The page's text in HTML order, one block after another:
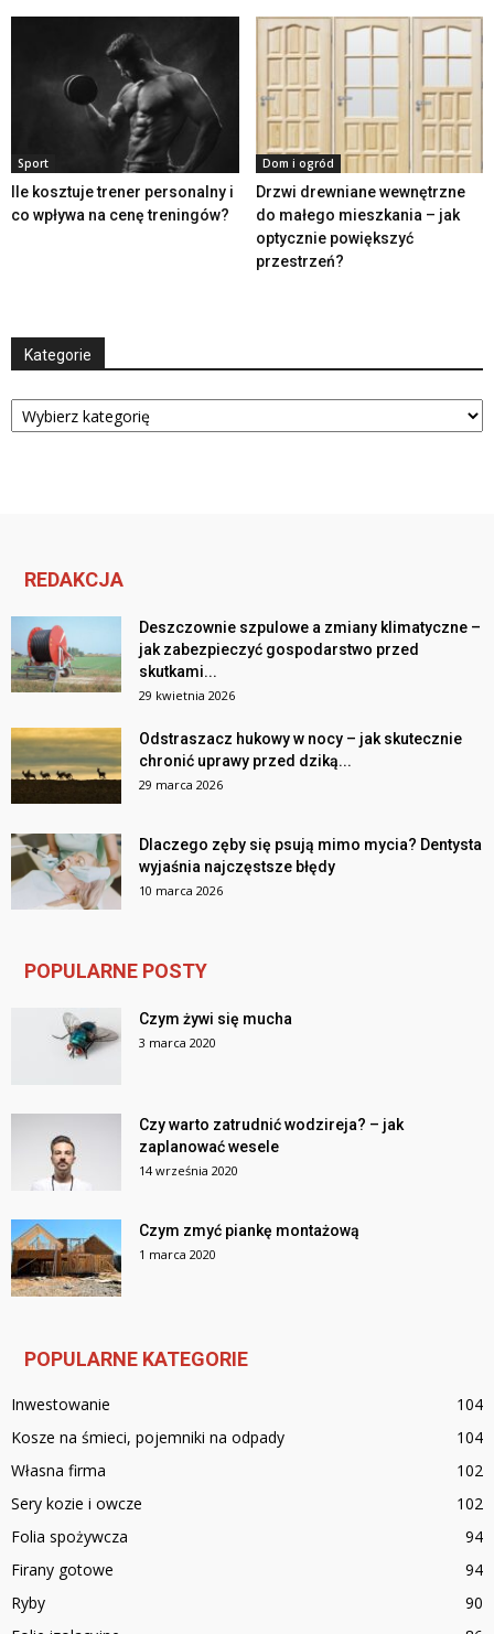
Sport
Ile kosztuje trener personalny i
co wpływa na cenę treningów?
Dom i ogród
Drzwi drewniane wewnętrzne
do małego mieszkania – jak
optycznie powiększyć
przestrzeń?
Kategorie
Kategorie
REDAKCJA
Deszczownie szpulowe a zmiany klimatyczne –
jak zabezpieczyć gospodarstwo przed
skutkami...
29 kwietnia 2026
Odstraszacz hukowy w nocy – jak skutecznie
chronić uprawy przed dziką...
29 marca 2026
Dlaczego zęby się psują mimo mycia? Dentysta
wyjaśnia najczęstsze błędy
10 marca 2026
POPULARNE POSTY
Czym żywi się mucha
3 marca 2020
Czy warto zatrudnić wodzireja? – jak
zaplanować wesele
14 września 2020
Czym zmyć piankę montażową
1 marca 2020
POPULARNE KATEGORIE
Inwestowanie
104
Kosze na śmieci, pojemniki na odpady
104
Własna firma
102
Sery kozie i owcze
102
Folia spożywcza
94
Firany gotowe
94
Ryby
90